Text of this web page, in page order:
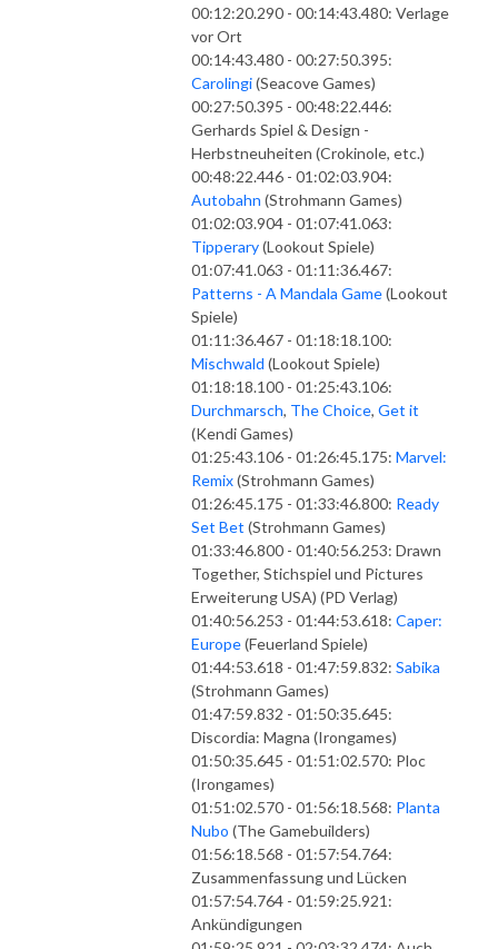
00:12:20.290 - 00:14:43.480: Verlage
vor Ort
00:14:43.480 - 00:27:50.395:
Carolingi(Seacove Games)
00:27:50.395 - 00:48:22.446:
Gerhards Spiel & Design -
Herbstneuheiten (Crokinole, etc.)
00:48:22.446 - 01:02:03.904:
Autobahn (Strohmann Games)
01:02:03.904 - 01:07:41.063:
Tipperary(Lookout Spiele)
01:07:41.063 - 01:11:36.467:
Patterns - A Mandala Game(Lookout
Spiele)
01:11:36.467 - 01:18:18.100:
Mischwald (Lookout Spiele)
01:18:18.100 - 01:25:43.106:
Durchmarsch, The Choice, Get it
(Kendi Games)
01:25:43.106 - 01:26:45.175: Marvel:
Remix(Strohmann Games)
01:26:45.175 - 01:33:46.800: Ready
Set Bet (Strohmann Games)
01:33:46.800 - 01:40:56.253: Drawn
Together, Stichspiel und Pictures
Erweiterung USA) (PD Verlag)
01:40:56.253 - 01:44:53.618: Caper:
Europe(Feuerland Spiele)
01:44:53.618 - 01:47:59.832: Sabika
(Strohmann Games)
01:47:59.832 - 01:50:35.645:
Discordia: Magna (Irongames)
01:50:35.645 - 01:51:02.570: Ploc
(Irongames)
01:51:02.570 - 01:56:18.568: Planta
Nubo (The Gamebuilders)
01:56:18.568 - 01:57:54.764:
Zusammenfassung und Lücken
01:57:54.764 - 01:59:25.921:
Ankündigungen